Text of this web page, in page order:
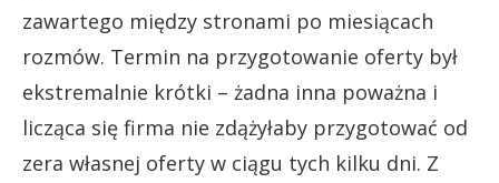
zawartego między stronami po miesiącach
rozmów. Termin na przygotowanie oferty był
ekstremalnie krótki – żadna inna poważna i
licząca się firma nie zdążyłaby przygotować od
zera własnej oferty w ciągu tych kilku dni. Z